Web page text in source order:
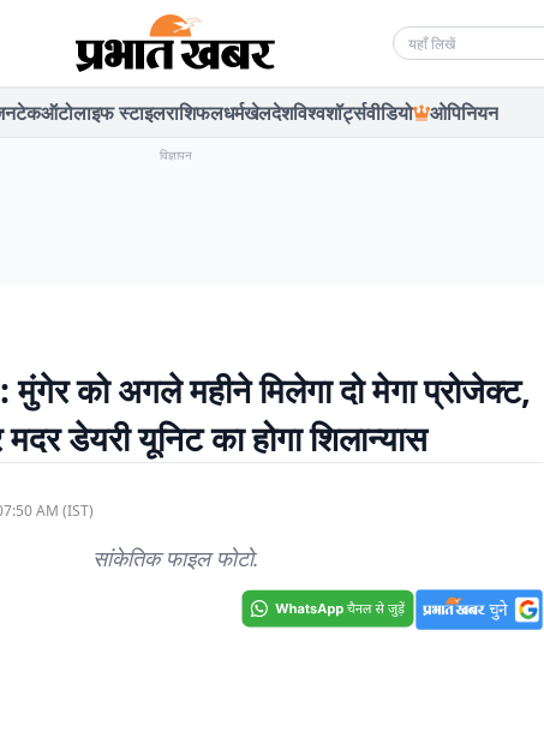
Search news
टेकऑटोलाइफ स्टाइलराशिफलधर्मखेलदेशविश्वशॉर्ट्सवीडियो ओपिनियन
विज्ञापन
को अगले महीने मिलेगा दो मेगा प्रोजेक्ट,
डेयरी यूनिट का होगा शिलान्यास
AM (IST)
सांकेतिक फाइल फोटो.